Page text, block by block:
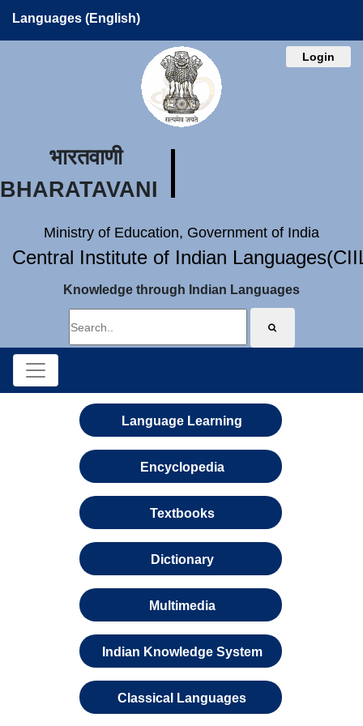
Languages (English)
Login
भारतवाणी
BHARATAVANI
Ministry of Education, Government of India
Central Institute of Indian
Knowledge through Indian Languages
Language Learning
Encyclopedia
Textbooks
Dictionary
Multimedia
Indian Knowledge System
Classical Languages